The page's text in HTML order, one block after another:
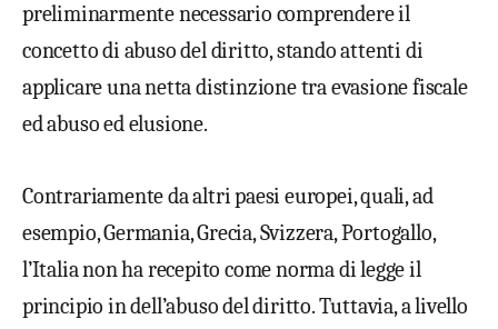
preliminarmente necessario comprendere il
concetto di abuso del diritto, stando attenti di
applicare una netta distinzione tra evasione fiscale
ed abuso ed elusione.
Contrariamente da altri paesi europei, quali, ad
esempio, Germania, Grecia, Svizzera, Portogallo,
l’Italia non ha recepito come norma di legge il
principio in dell’abuso del diritto. Tuttavia, a livello